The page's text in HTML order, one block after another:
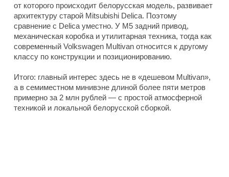
от которого происходит белорусская модель, развивает
архитектуру старой Mitsubishi Delica. Поэтому
сравнение с Delica уместно. У M5 задний привод,
механическая коробка и утилитарная техника, тогда как
современный Volkswagen Multivan относится к другому
классу по конструкции и позиционированию.
Итого: главный интерес здесь не в «дешевом Multivan»,
а в семиместном минивэне длиной более пяти метров
примерно за 2 млн рублей — с простой атмосферной
техникой и локальной белорусской сборкой.